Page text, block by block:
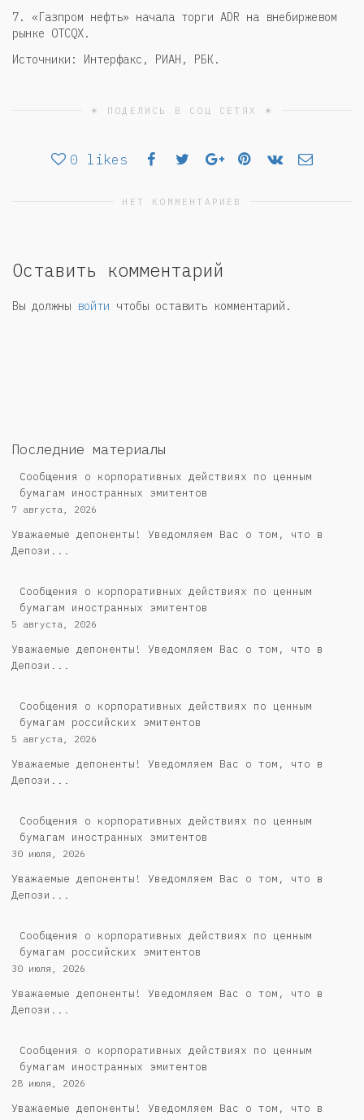
7. «Газпром нефть» начала торги ADR на внебиржевом
рынке OTCQX.
Источники: Интерфакс, РИАН, РБК.
☀ ПОДЕЛИСЬ В СОЦ СЕТЯХ ☀
0 likes
НЕТ КОММЕНТАРИЕВ
Оставить комментарий
Вы должны войти чтобы оставить комментарий.
Последние материалы
Сообщения о корпоративных действиях по ценным
бумагам иностранных эмитентов
7 августа, 2026
Уважаемые депоненты! Уведомляем Вас о том, что в
Депози...
Сообщения о корпоративных действиях по ценным
бумагам иностранных эмитентов
5 августа, 2026
Уважаемые депоненты! Уведомляем Вас о том, что в
Депози...
Cообщения о корпоративных действиях по ценным
бумагам российских эмитентов
5 августа, 2026
Уважаемые депоненты! Уведомляем Вас о том, что в
Депози...
Сообщения о корпоративных действиях по ценным
бумагам иностранных эмитентов
30 июля, 2026
Уважаемые депоненты! Уведомляем Вас о том, что в
Депози...
Cообщения о корпоративных действиях по ценным
бумагам российских эмитентов
30 июля, 2026
Уважаемые депоненты! Уведомляем Вас о том, что в
Депози...
Сообщения о корпоративных действиях по ценным
бумагам иностранных эмитентов
28 июля, 2026
Уважаемые депоненты! Уведомляем Вас о том, что в